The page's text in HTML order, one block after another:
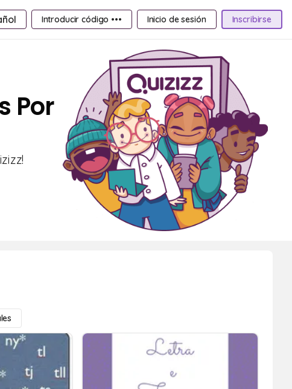
Introducir código ••• Inicio de sesión Inscribirse
Por